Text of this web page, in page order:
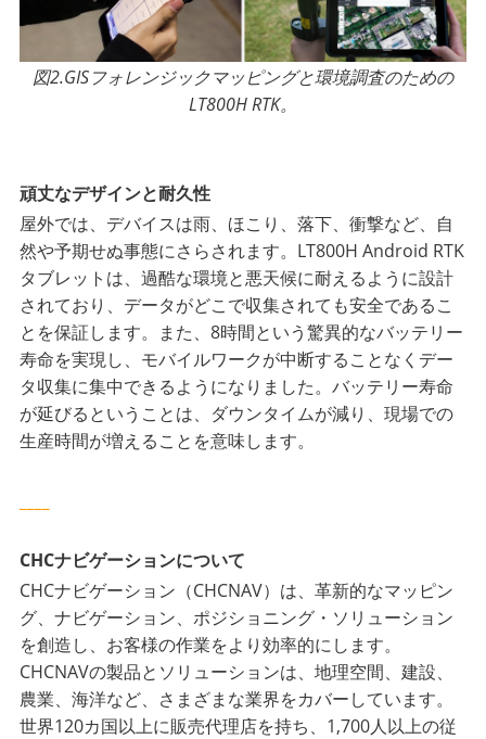
図2.GISフォレンジックマッピングと環境調査のための
LT800H RTK。
頑丈なデザインと耐久性
屋外では、デバイスは雨、ほこり、落下、衝撃など、自
然や予期せぬ事態にさらされます。LT800H Android RTK
タブレットは、過酷な環境と悪天候に耐えるように設計
されており、データがどこで収集されても安全であるこ
とを保証します。また、8時間という驚異的なバッテリー
寿命を実現し、モバイルワークが中断することなくデー
タ収集に集中できるようになりました。バッテリー寿命
が延びるということは、ダウンタイムが減り、現場での
生産時間が増えることを意味します。
CHCナビゲーションについて
CHCナビゲーション（CHCNAV）は、革新的なマッピン
グ、ナビゲーション、ポジショニング・ソリューション
を創造し、お客様の作業をより効率的にします。
CHCNAVの製品とソリューションは、地理空間、建設、
農業、海洋など、さまざまな業界をカバーしています。
世界120カ国以上に販売代理店を持ち、1,700人以上の従